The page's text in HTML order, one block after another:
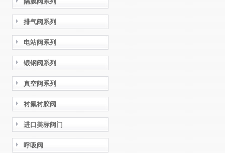
排气阀系列
电站阀系列
锻钢阀系列
真空阀系列
衬氟衬胶阀
进口美标阀门
呼吸阀